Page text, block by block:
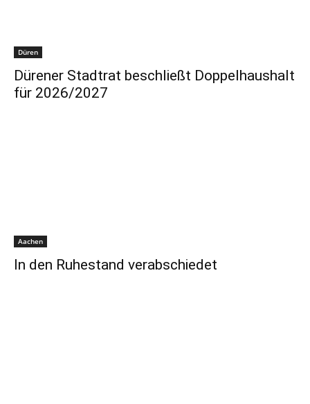
Düren
Dürener Stadtrat beschließt Doppelhaushalt
für 2026/2027
Aachen
In den Ruhestand verabschiedet